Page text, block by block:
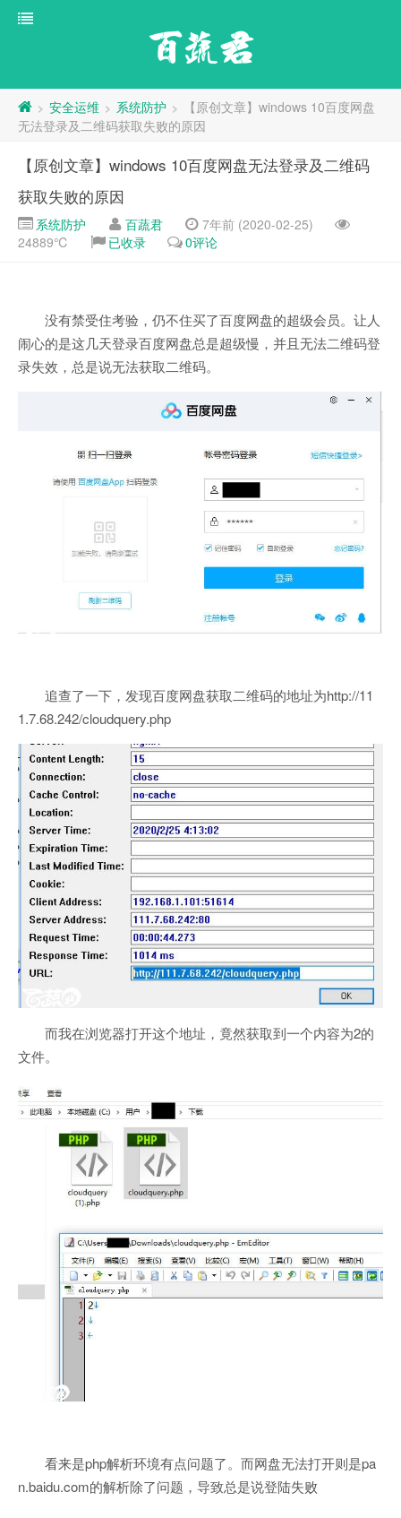
百蔬君
> 安全运维 > 系统防护 >
【原创文章】windows 10百度网盘
无法登录及二维码获取失败的原因
【原创文章】windows 10百度网盘无法登录及二维码
获取失败的原因
系统防护 百蔬君
7年前 (2020-02-25)
24889℃
已收录 0评论
没有禁受住考验，仍不住买了百度网盘的超级会员。让人
闹心的是这几天登录百度网盘总是超级慢，并且无法二维码登
录失效，总是说无法获取二维码。
追查了一下，发现百度网盘获取二维码的地址为http://11
1.7.68.242/cloudquery.php
而我在浏览器打开这个地址，竟然获取到一个内容为2的
文件。
看来是php解析环境有点问题了。而网盘无法打开则是pa
n.baidu.com的解析除了问题，导致总是说登陆失败